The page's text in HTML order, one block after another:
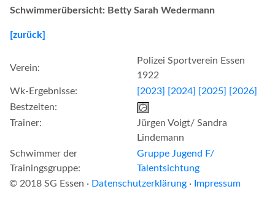
Schwimmerübersicht: Betty Sarah Wedermann
[zurück]
Verein:
Polizei Sportverein Essen
1922
Wk-Ergebnisse:
[2023] [2024] [2025]
[2026]
Bestzeiten:
Trainer:
Jürgen Voigt/ Sandra
Lindemann
Schwimmer der
Trainingsgruppe:
Gruppe Jugend F/
Talentsichtung
© 2018 SG Essen · Datenschutzerklärung · Impressum